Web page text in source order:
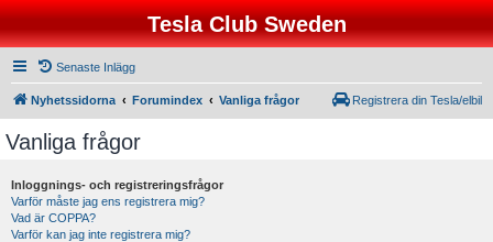
Tesla Club Sweden
Senaste Inlägg
Nyhetssidorna Forumindex Vanliga frågor Registrera din Tesla/elbil
Vanliga frågor
Inloggnings- och registreringsfrågor
Varför måste jag ens registrera mig?
Vad är COPPA?
Varför kan jag inte registrera mig?